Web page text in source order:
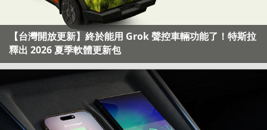
【台灣開放更新】終於能用 Grok 聲控車輛功能了！特斯拉
釋出 2026 夏季軟體更新包